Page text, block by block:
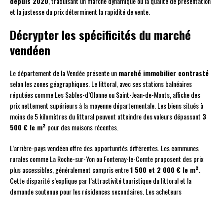
et la justesse du prix déterminent la rapidité de vente.
Décrypter les spécificités du marché
vendéen
Le département de la Vendée présente unmarché immobilier contrasté
selon les zones géographiques. Le littoral, avec ses stations balnéaires
réputées comme Les Sables-d’Olonne ou Saint-Jean-de-Monts, affiche des
prix nettement supérieurs à la moyenne départementale. Les biens situés à
moins de 5 kilomètres du littoral peuvent atteindre des valeurs dépassant 3
500 € le m² pour des maisons récentes.
L’arrière-pays vendéen offre des opportunités différentes. Les communes
rurales comme La Roche-sur-Yon ou Fontenay-le-Comte proposent des prix
plus accessibles, généralement compris entre1 500 et 2 000 € le m²
Cette disparité s’explique par l’attractivité touristique du littoral et la
demande soutenue pour les résidences secondaires. Les acheteurs